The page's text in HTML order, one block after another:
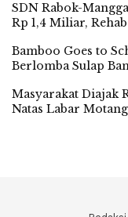
SDN Rabok-
Rp 1,4 Miliar,
Bamboo Goes to
Berlomba Sulap
Masyarakat Diajak
Natas Labar